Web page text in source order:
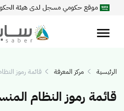
موقع حكومي مسجل لدى هيئة
الرئيسية مركز المعرفة قائمة رموز
قائمة رموز النظام